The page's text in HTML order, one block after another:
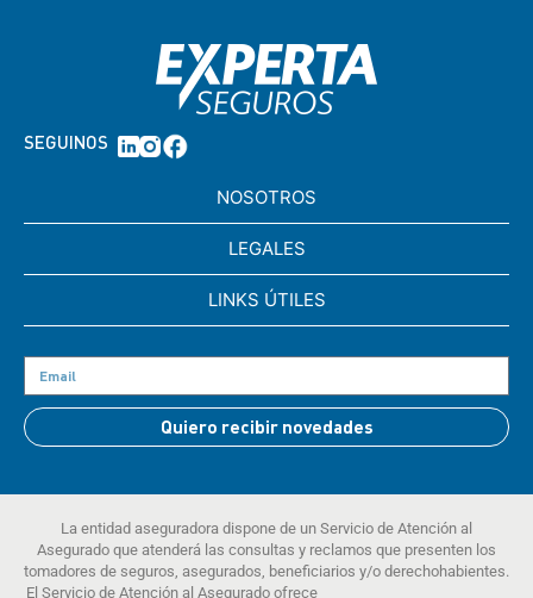
SEGUINOS
NOSOTROS
LEGALES
LINKS ÚTILES
Quiero recibir novedades
La entidad aseguradora dispone de un Servicio de Atención al
Asegurado que atenderá las consultas y reclamos que presenten los
tomadores de seguros, asegurados, beneficiarios y/o derechohabientes.
El Servicio de Atención al Asegurado ofrece